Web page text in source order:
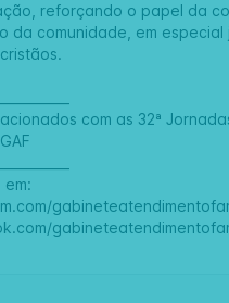
reforçando o papel da
da comunidade, em
com as 32ª
em: